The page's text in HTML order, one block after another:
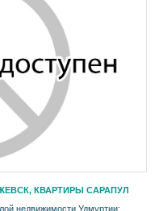
КВАРТИРЫ САРАПУЛ
недвижимости Удмуртии: